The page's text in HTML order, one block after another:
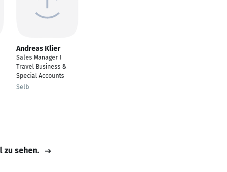
Andreas Klier
Sales Manager I
Travel Business &
Special Accounts
Selb
zu sehen.